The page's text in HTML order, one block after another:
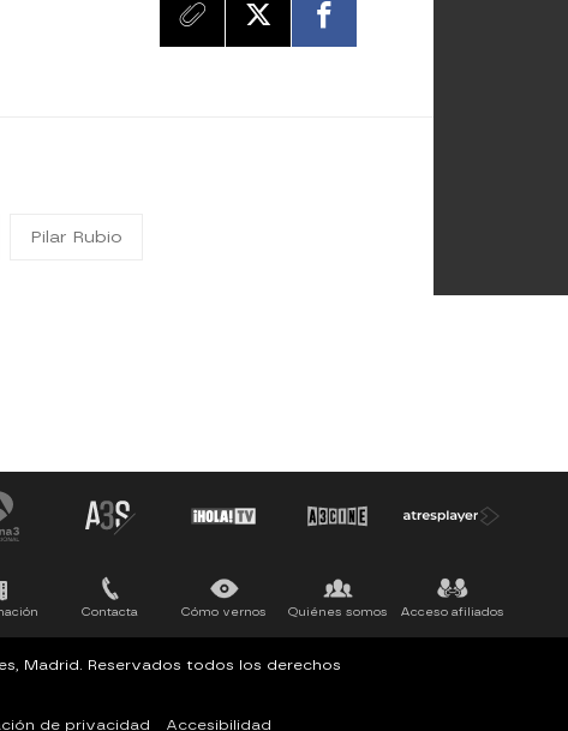
Pilar Rubio
Contacta Cómo vernos Quiénes somos Acceso afiliados
Madrid. Reservados todos los derechos
de privacidad Accesibilidad